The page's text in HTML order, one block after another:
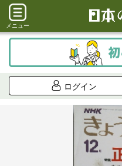
メニュー
ログイン